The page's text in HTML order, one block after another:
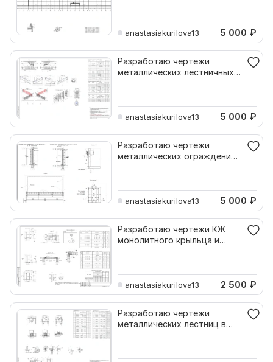
anastasiakurilova13 5 000 ₽
Разработаю чертежи
металлических лестничных
anastasiakurilova13 5 000 ₽
Разработаю чертежи
металлических ограждений
anastasiakurilova13 5 000 ₽
Разработаю чертежи КЖ
монолитного крыльца и
anastasiakurilova13 2 500 ₽
Разработаю чертежи
металлических лестниц в